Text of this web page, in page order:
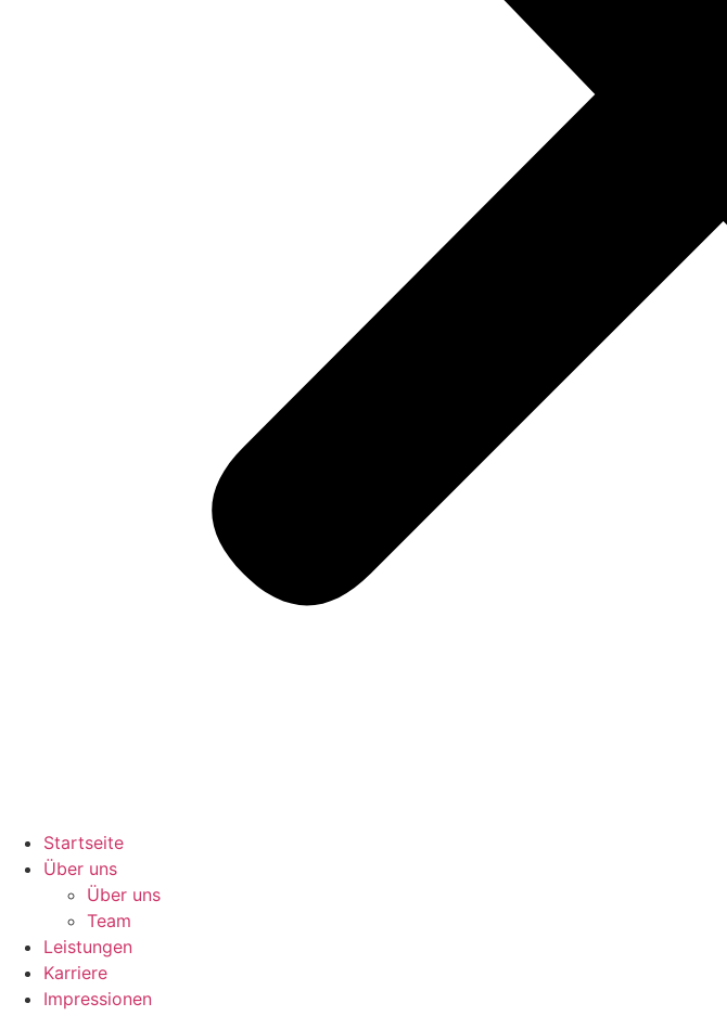
Startseite
Über uns
Über uns
Team
Leistungen
Karriere
Impressionen